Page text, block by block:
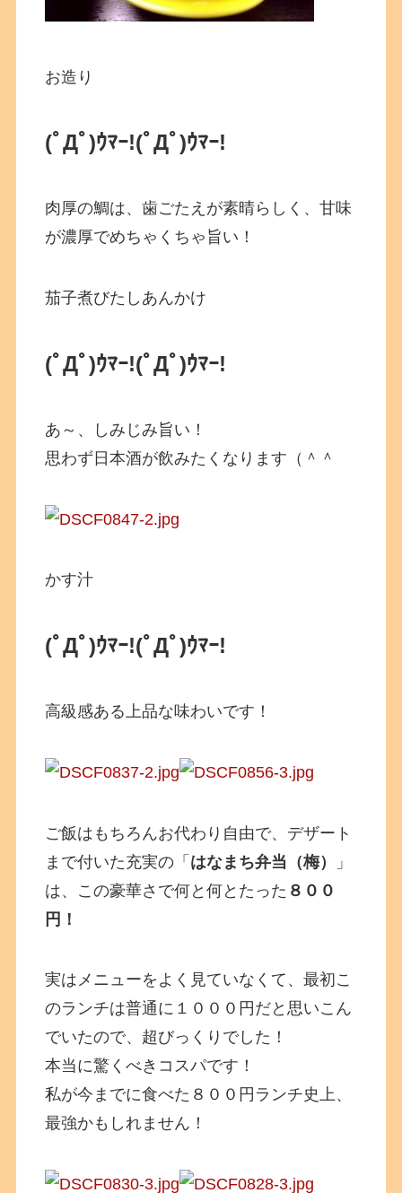
お造り
(ﾟДﾟ)ｳﾏｰ!(ﾟДﾟ)ｳﾏｰ!
肉厚の鯛は、歯ごたえが素晴らしく、甘味
が濃厚でめちゃくちゃ旨い！
茄子煮びたしあんかけ
(ﾟДﾟ)ｳﾏｰ!(ﾟДﾟ)ｳﾏｰ!
あ～、しみじみ旨い！
思わず日本酒が飲みたくなります（＾＾
かす汁
(ﾟДﾟ)ｳﾏｰ!(ﾟДﾟ)ｳﾏｰ!
高級感ある上品な味わいです！
ご飯はもちろんお代わり自由で、デザート
まで付いた充実の「 はなまち弁当（梅）
」
は、この豪華さで何と何とたった ８００
円！
実はメニューをよく見ていなくて、最初こ
のランチは普通に１０００円だと思いこん
でいたので、超びっくりでした！
本当に驚くべきコスパです！
私が今までに食べた８００円ランチ史上、
最強かもしれません！